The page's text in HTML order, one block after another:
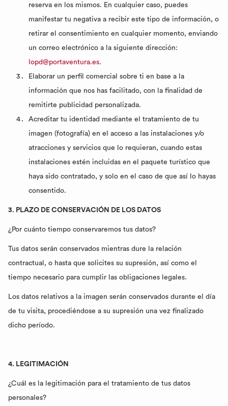
reserva en los mismos. En cualquier caso, puedes
manifestar tu negativa a recibir este tipo de información, o
retirar el consentimiento en cualquier momento, enviando
un correo electrónico a la siguiente dirección:
lopd@portaventura.es.
Elaborar un perfil comercial sobre ti en base a la
información que nos has facilitado, con la finalidad de
remitirte publicidad personalizada.
Acreditar tu identidad mediante el tratamiento de tu
imagen (fotografía) en el acceso a las instalaciones y/o
atracciones y servicios que lo requieran, cuando estas
instalaciones estén incluidas en el paquete turístico que
haya sido contratado, y solo en el caso de que así lo hayas
consentido.
3. PLAZO DE CONSERVACIÓN DE LOS DATOS
¿Por cuánto tiempo conservaremos tus datos?
Tus datos serán conservados mientras dure la relación
contractual, o hasta que solicites su supresión, así como el
tiempo necesario para cumplir las obligaciones legales.
Los datos relativos a la imagen serán conservados durante el día
de tu visita, procediéndose a su supresión una vez finalizado
dicho período.
4. LEGITIMACIÓN
¿Cuál es la legitimación para el tratamiento de tus datos
personales?